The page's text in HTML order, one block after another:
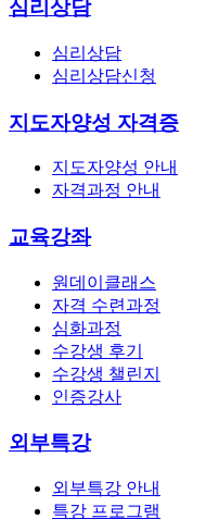
심리상담
심리상담
심리상담신청
지도자양성 자격증
지도자양성 안내
자격과정 안내
교육강좌
원데이클래스
자격 수련과정
심화과정
수강생 후기
수강생 챌린지
인증강사
외부특강
외부특강 안내
특강 프로그램